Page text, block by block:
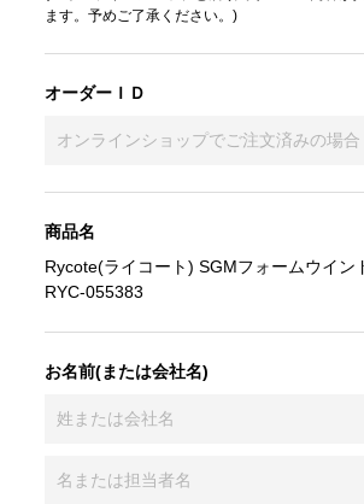
ます。予めご了承ください。)
オーダーＩＤ
商品名
Rycote(ライコート) SGMフォームウイン
RYC-055383
お名前(または会社名)